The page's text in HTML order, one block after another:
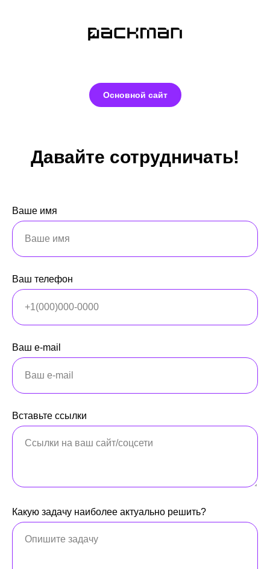
Основной сайт
Давайте сотрудничать!
Ваше имя
Ваш телефон
Ваш e-mail
Вставьте ссылки
Какую задачу наиболее актуально решить?